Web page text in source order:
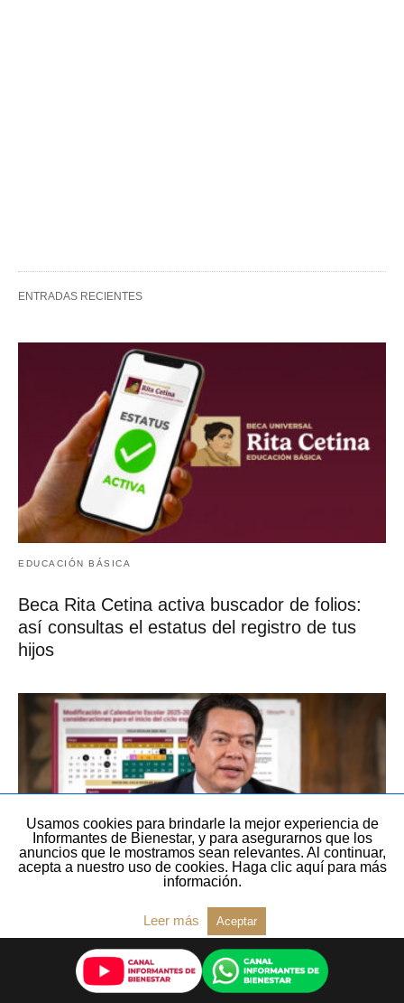
ENTRADAS RECIENTES
EDUCACIÓN BÁSICA
Beca Rita Cetina activa buscador de folios:
así consultas el estatus del registro de tus
hijos
Calendario escolar se mantiene sin cambios:
SEP descarta vacaciones adelantadas este
Usamos cookies para brindarle la mejor experiencia de
Informantes de Bienestar, y para asegurarnos que los
anuncios que le mostramos sean relevantes. Al continuar,
acepta a nuestro uso de cookies. Haga clic aquí para más
información.
Leer más Aceptar